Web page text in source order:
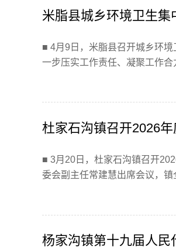
米脂县城乡环境卫生
■ 4月9日，米脂县召开城乡环
一步压实工作责任、凝聚工作
杜家石沟镇召开2026
■ 3月20日，杜家石沟镇召开
委会副主任常建慧出席会议，
杨家沟镇第十九届人